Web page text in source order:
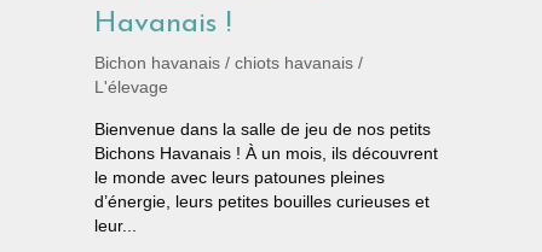
Havanais !
Bichon havanais / chiots havanais /
L'élevage
Bienvenue dans la salle de jeu de nos petits
Bichons Havanais ! À un mois, ils découvrent
le monde avec leurs patounes pleines
d’énergie, leurs petites bouilles curieuses et
leur...